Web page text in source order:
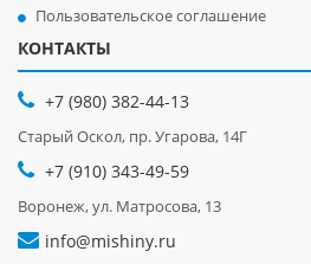
Пользовательское соглашение
КОНТАКТЫ
+7 (980) 382-44-13
Старый Оскол, пр. Угарова, 14Г
+7 (910) 343-49-59
Воронеж, ул. Матросова, 13
info@mishiny.ru